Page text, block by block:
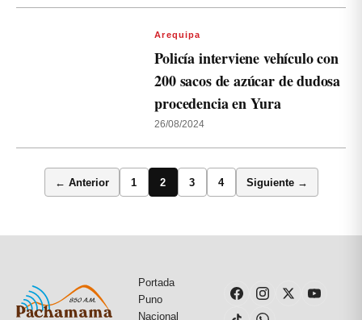
Arequipa
Policía interviene vehículo con
200 sacos de azúcar de dudosa
procedencia en Yura
26/08/2024
← Anterior 1 2 3 4 Siguiente →
Portada
Puno
Nacional